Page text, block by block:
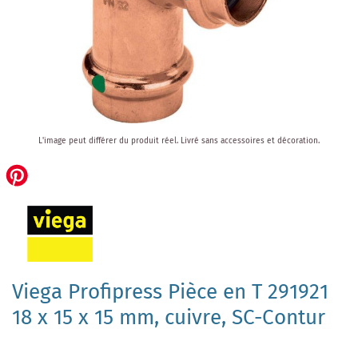
Viega Profipress Pièce en T 291921
18 x 15 x 15 mm, cuivre, SC-Contur
the
beginning
images
gallery
L'image peut différer du produit réel. Livré sans accessoires et décoration.